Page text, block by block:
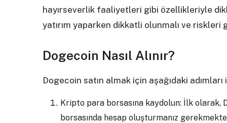
hayırseverlik faaliyetleri gibi özellikleriyle
yatırım yaparken dikkatli olunmalı ve riskleri
Dogecoin Nasıl Alınır?
Dogecoin satın almak için aşağıdaki
Kripto para borsasına kaydolun: İlk
borsasında hesap oluşturmanız